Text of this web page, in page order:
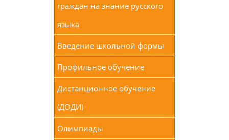
граждан на знание русского
языка
Введение школьной формы
Профильное обучение
Дистанционное обучение
(ДОДИ)
Олимпиады